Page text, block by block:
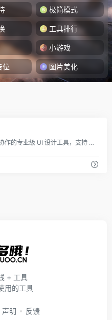
极简模式
工具排行
小游戏
位 图片美化
即时设计是一款支持在线协作的专业级 UI 设计工具，支持 Sketch、Figma、XD 格式导入，海量优质设计资源即拿即用。支持创建交互原型、获取设计标注，为产设研团队提供一站式协同办公体验。
+ 工具
用的工具
声明 反馈